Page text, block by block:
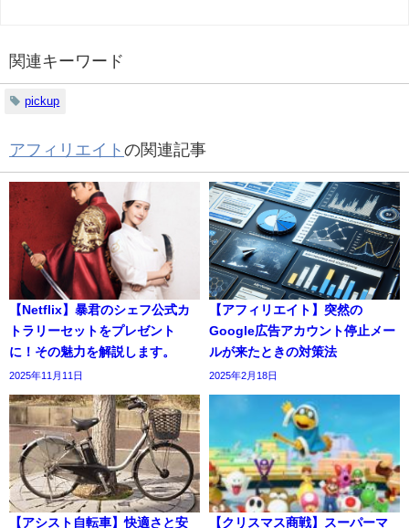
関連キーワード
pickup
アフィリエイト の関連記事
【Netflix】暴君のシェフ公式カ
トラリーセットをプレゼント
に！その魅力を解説します。
2025年11月11日
【アフィリエイト】突然の
Google広告アカウント停止メー
ルが来たときの対策法
2025年2月18日
【アシスト自転車】快適さと安
【クリスマス商戦】スーパーマ